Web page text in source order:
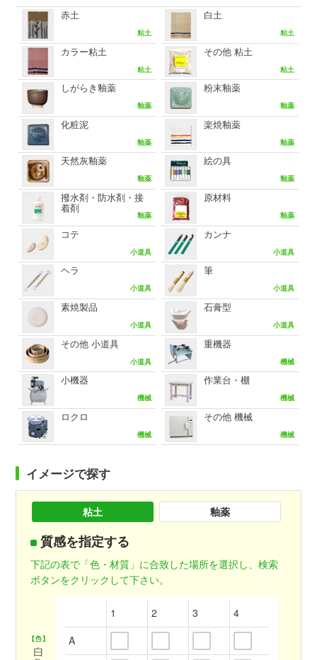
赤土
粘土
白土
粘土
カラー粘土
粘土
その他 粘土
粘土
しがらき釉薬
釉薬
粉末釉薬
釉薬
化粧泥
釉薬
楽焼釉薬
釉薬
天然灰釉薬
釉薬
絵の具
釉薬
撥水剤・防水剤・接
着剤
釉薬
原材料
釉薬
コテ
小道具
カンナ
小道具
ヘラ
小道具
筆
小道具
素焼製品
小道具
石膏型
小道具
その他 小道具
小道具
重機器
機械
小機器
機械
作業台・棚
機械
ロクロ
機械
その他 機械
機械
イメージで探す
粘土 釉薬
質感を指定する
下記の表で「色・材質」に合致した場所を選択し、検索
ボタンをクリックして下さい。
1 2 3
4
A